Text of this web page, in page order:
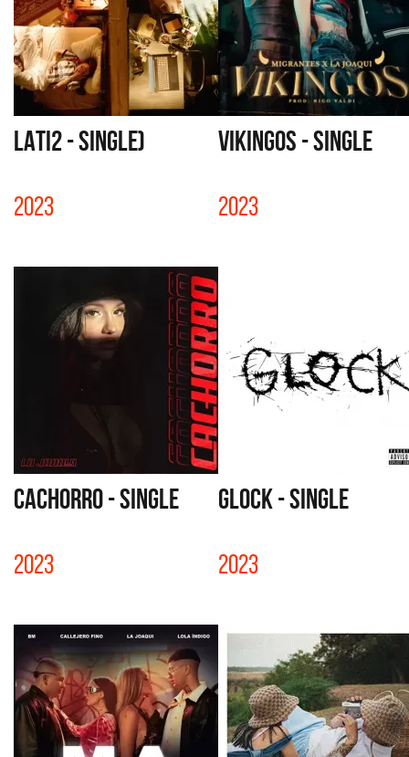
LATI2 - SINGLE)
2023
VIKINGOS - SINGLE
2023
CACHORRO - SINGLE
2023
GLOCK - SINGLE
2023